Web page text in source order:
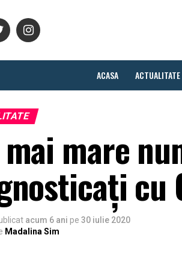
ACASA ACTUALITATE
mare
cu
acum 6 ani pe 30 iulie 2020
Madalina Sim